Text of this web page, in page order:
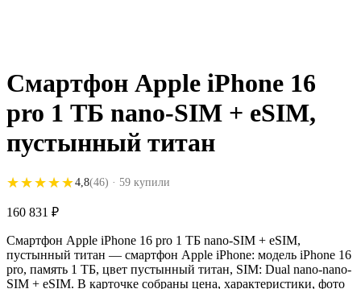
Смартфон Apple iPhone 16
pro 1 ТБ nano-SIM + eSIM,
пустынный титан
★★★★★
★★★★★ 4,8(46) · 59 купили
160 831 ₽
Смартфон Apple iPhone 16 pro 1 ТБ nano-SIM + eSIM,
пустынный титан — смартфон Apple iPhone: модель iPhone 16
pro, память 1 ТБ, цвет пустынный титан, SIM: Dual nano-nano-
SIM + eSIM. В карточке собраны цена, характеристики, фото